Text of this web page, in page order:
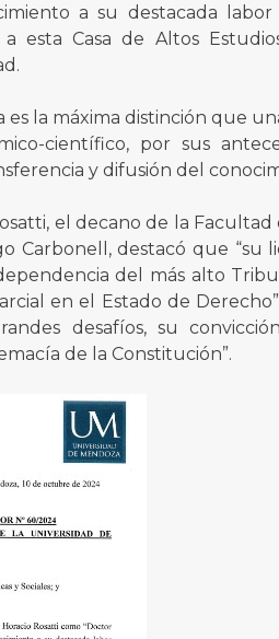
a su destacada labor
esta Casa de Altos
la máxima distinción que
científico, por sus
y difusión del
el decano de la Facultad
Carbonell, destacó que
del más alto
en el Estado de
desafíos, su
de la Constitución”.